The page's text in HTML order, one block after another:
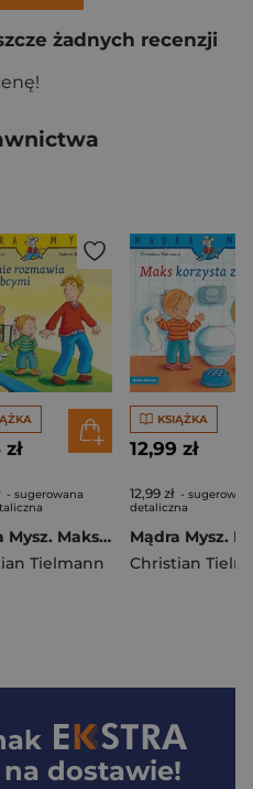
żadnych recenzji
- sugerowana
Mądra Mysz. Maks nie rozmawia z obcymi
Tielmann
KSIĄŻKA
12,99 zł
12,99 zł -
detaliczna
Christian
dostawie!